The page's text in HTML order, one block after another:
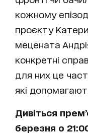
кожному
проєкту
мецената
конкретні
для них це
які
Дивіться
березня о